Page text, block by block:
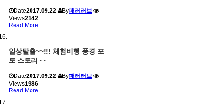
Date2017.09.22 By패러러브
Views2142
Read More
일상탈출~~!!! 체험비행 풍경 포
토 스토리~~
Date2017.09.22 By패러러브
Views1986
Read More